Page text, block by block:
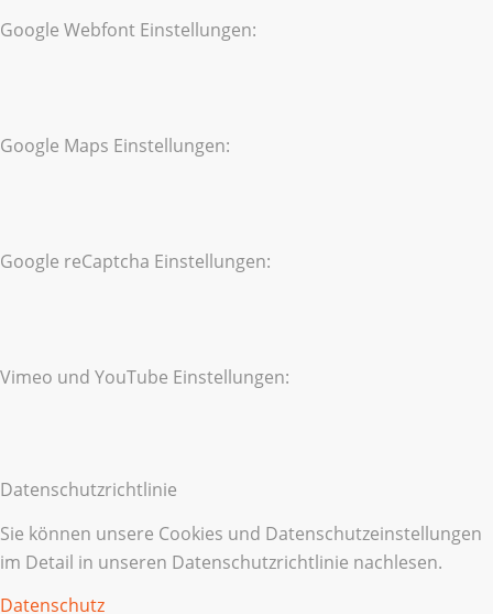
Google Webfont Einstellungen:
Google Maps Einstellungen:
Google reCaptcha Einstellungen:
Vimeo und YouTube Einstellungen:
Datenschutzrichtlinie
Sie können unsere Cookies und Datenschutzeinstellungen
im Detail in unseren Datenschutzrichtlinie nachlesen.
Datenschutz